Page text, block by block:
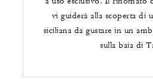
vi guiderà alla scoperta di
siciliana da gustare in un
sulla baia di